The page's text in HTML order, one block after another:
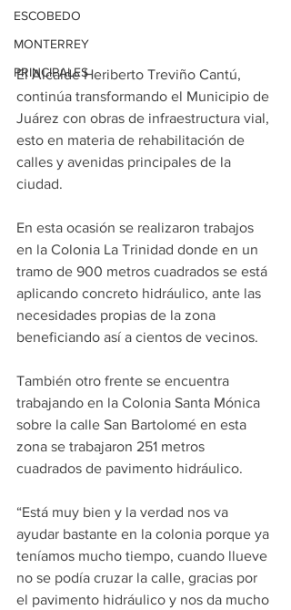
ESCOBEDO
MONTERREY
PRINCIPALES
El Alcalde Heriberto Treviño Cantú,
continúa transformando el Municipio de
Juárez con obras de infraestructura vial,
esto en materia de rehabilitación de
calles y avenidas principales de la
ciudad.
En esta ocasión se realizaron trabajos
en la Colonia La Trinidad donde en un
tramo de 900 metros cuadrados se está
aplicando concreto hidráulico, ante las
necesidades propias de la zona
beneficiando así a cientos de vecinos.
También otro frente se encuentra
trabajando en la Colonia Santa Mónica
sobre la calle San Bartolomé en esta
zona se trabajaron 251 metros
cuadrados de pavimento hidráulico.
“Está muy bien y la verdad nos va
ayudar bastante en la colonia porque ya
teníamos mucho tiempo, cuando llueve
no se podía cruzar la calle, gracias por
el pavimento hidráulico y nos da mucho